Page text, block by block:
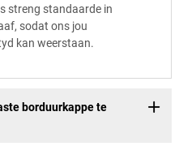
streng standaarde in
sodat ons jou
kan weerstaan.
borduurkappe te